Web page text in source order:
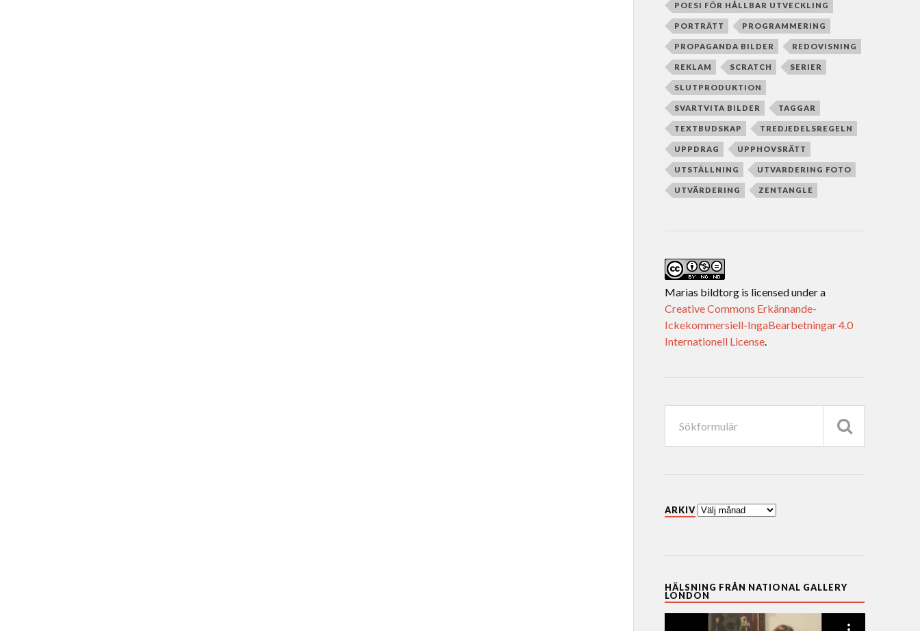
POESI FÖR HÅLLBAR UTVECKLING
PORTRÄTT PROGRAMMERING
PROPAGANDA BILDER REDOVISNING
REKLAM SCRATCH SERIER
SLUTPRODUKTION
SVARTVITA BILDER TAGGAR
TEXTBUDSKAP TREDJEDELSREGELN
UPPDRAG UPPHOVSRÄTT
UTSTÄLLNING UTVARDERING FOTO
UTVÄRDERING ZENTANGLE
Marias bildtorgis licensed under a
Creative Commons Erkännande-
Ickekommersiell-IngaBearbetningar 4.0
Internationell License.
ARKIV
HÄLSNING FRÅN NATIONAL GALLERY
LONDON
Videospelare